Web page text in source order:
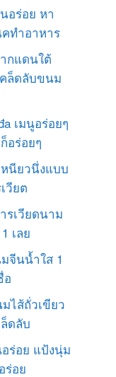
อร่อย หา
ทำอาหาร
กแดนใต้
ล็ดลับขนม
เมนูอร่อยๆ
อร่อยๆ
นียวนึ่งแบบ
วียต
รเวียดนาม
เลย
จีนน้ำใส 1
อ
ไส้ถั่วเขียว
ดลับ
ร่อย แป้งนุ่ม
ร่อย